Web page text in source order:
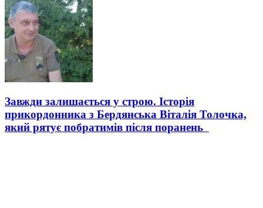
Завжди залишається у строю. Історія
прикордонника з Бердянська Віталія Толочка,
який рятує побратимів після поранень